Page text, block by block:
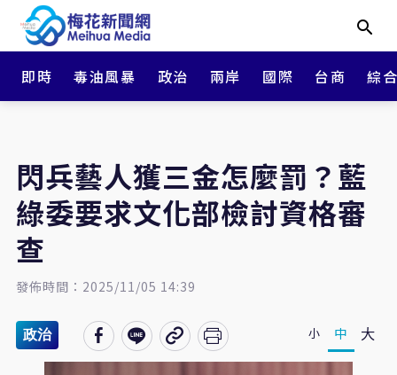
即時 毒油風暴 政治 兩岸 國際 台商 綜
閃兵藝人獲三金怎麼罰？藍
綠委要求文化部檢討資格審
查
發佈時間：2025/11/05 14:39
政治 小 中 大